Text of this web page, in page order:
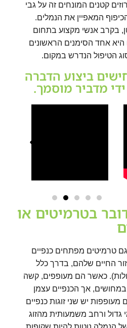
קטנים המונחים זה על גבי
המאפיין את הנמלים.
בקרב אנשי מקצוע בתחום
אחד הסימנים הראשונים
הטיפול הנדרש במקום.
ביצוע הדברה
מדביר מוסמך.
בטרמיטים או
טרמיטים מפתחים כנפיים
החיים שלהם, בדרך כלל
כאשר הם מעופפים, קשה
במחושים, אך הכנפיים עצמן
יש שני זוגות כנפיים
גדול ורחב משמעותית מהזוג